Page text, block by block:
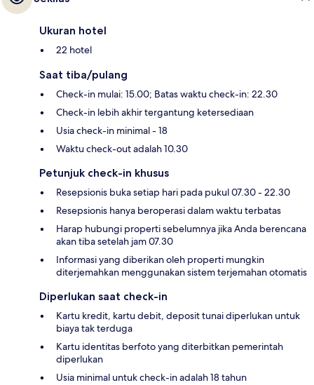
Ukuran hotel
22 hotel
Saat tiba/pulang
Check-in mulai: 15.00; Batas waktu check-in: 22.30
Check-in lebih akhir tergantung ketersediaan
Usia check-in minimal - 18
Waktu check-out adalah 10.30
Petunjuk check-in khusus
Resepsionis buka setiap hari pada pukul 07.30 - 22.30
Resepsionis hanya beroperasi dalam waktu terbatas
Harap hubungi properti sebelumnya jika Anda berencana
akan tiba setelah jam 07.30
Informasi yang diberikan oleh properti mungkin
diterjemahkan menggunakan sistem terjemahan otomatis
Diperlukan saat check-in
Kartu kredit, kartu debit, deposit tunai diperlukan untuk
biaya tak terduga
Kartu identitas berfoto yang diterbitkan pemerintah
diperlukan
Usia minimal untuk check-in adalah 18 tahun